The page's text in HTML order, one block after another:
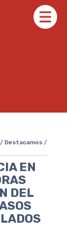
/ Destacamos /
EN
DEL